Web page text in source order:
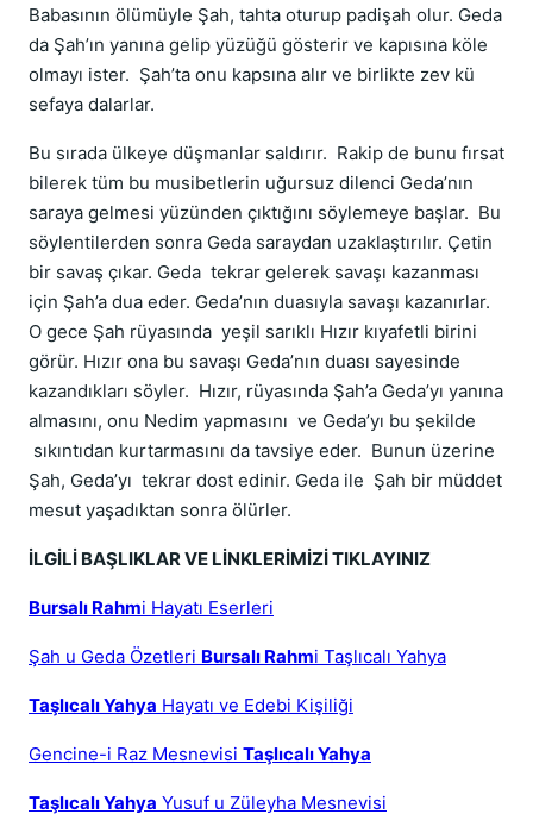
Babası­nın ölümüyle Şah, tahta oturup padişah olur. Geda
da Şah’ın yanına gelip yüzüğü gösterir ve kapısına köle
olmayı ister. Şah’ta onu kapsına alır ve birlikte zev kü
sefaya dalarlar.
Bu sıra­da ülkeye düşmanlar saldırır. Rakip de bunu fırsat
bilerek tüm bu musibetlerin uğursuz dilenci Geda’nın
saraya gelmesi yüzünden çıktığını söylemeye başlar. Bu
söylentilerden sonra Geda saraydan uzaklaştırılır. Çetin
bir savaş çıkar. Geda tekrar gelerek savaşı kazanması
için Şah’a dua eder. Geda’nın duasıyla savaşı kazanırlar.
O gece Şah rüyasında yeşil sarıklı Hızır kıyafetli birini
görür. Hızır ona bu savaşı Geda’nın duası sayesinde
kazandıkları söyler. Hızır, rüyasında Şah’a Geda’yı yanına
almasını, onu Nedim yapmasını ve Geda’yı bu şekilde
sıkıntıdan kurtarmasını da tavsiye eder. Bunun üzerine
Şah, Geda’yı tekrar dost edinir. Geda ile Şah bir müddet
mesut yaşadıktan sonra ölürler.
İLGİLİ BAŞLIKLAR VE LİNKLERİMİZİ TIKLAYINIZ
Bursalı Rahmi Hayatı Eserleri
Şah u Geda Özetleri Bursalı Rahmi Taşlıcalı Yahya
Taşlıcalı Yahya Hayatı ve Edebi Kişiliği
Gencine-i Raz Mesnevisi Taşlıcalı Yahya
Taşlıcalı Yahya Yusuf u Züleyha Mesnevisi